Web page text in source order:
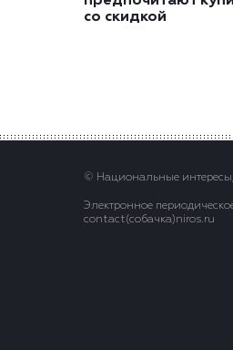
со скидкой
© Национальные
Электронное
contact(сoбaчка)niros.ru